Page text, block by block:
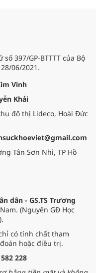
397/GP-BTTTT của Bộ
06/2021.
Vinh
Khải
đô thị Lideco, Hoài Đức
Tân Sơn Nhì, TP Hồ
dân - GS.TS Trương
(Nguyên GĐ Học
có tính chất tham
hoặc điều trị.
228